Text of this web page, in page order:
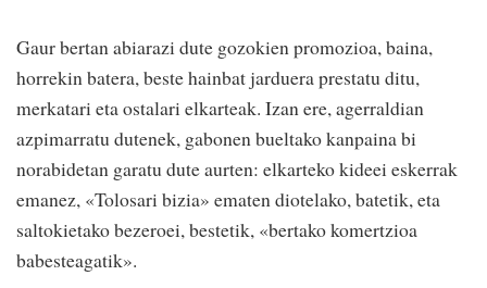
Gaur bertan abiarazi dute gozokien promozioa, baina,
horrekin batera, beste hainbat jarduera prestatu ditu,
merkatari eta ostalari elkarteak. Izan ere, agerraldian
azpimarratu dutenek, gabonen bueltako kanpaina bi
norabidetan garatu dute aurten: elkarteko kideei eskerrak
emanez, «Tolosari bizia» ematen diotelako, batetik, eta
saltokietako bezeroei, bestetik, «bertako komertzioa
babesteagatik».